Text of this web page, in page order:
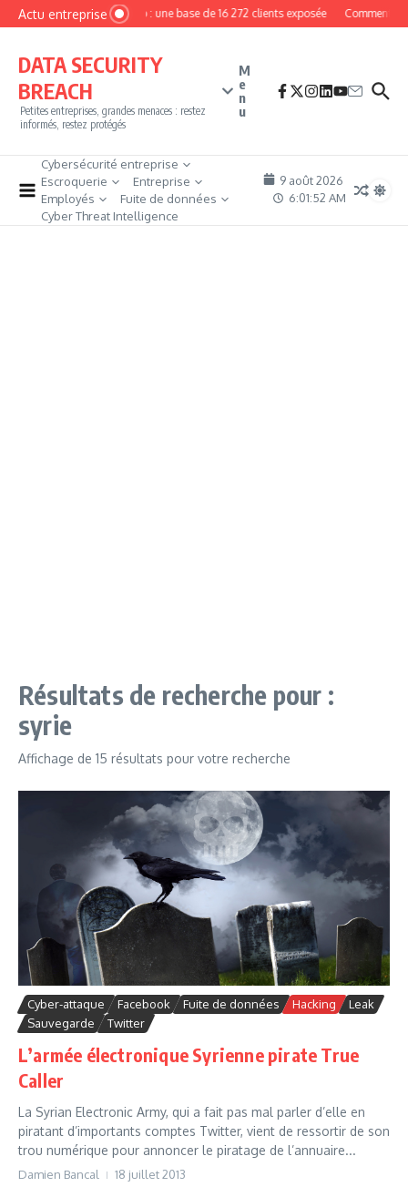
Aller au contenu
Actu entrepriseMyPhoto : une base de 16 272 clients exposée Comment
DATA SECURITY
BREACH
Petites entreprises, grandes menaces : restez
informés, restez protégés
M
e
n
u
Cybersécurité entreprise
Escroquerie
Entreprise
Employés
Fuite de données
Cyber Threat Intelligence
9 août 2026
6:01:53 AM
Résultats de recherche pour :
syrie
Affichage de 15 résultats pour votre recherche
Cyber-attaque Facebook Fuite de données Hacking
Leak
Sauvegarde
Twitter
L’armée électronique Syrienne pirate True
Caller
La Syrian Electronic Army, qui a fait pas mal parler d’elle en
piratant d’importants comptes Twitter, vient de ressortir de son
trou numérique pour annoncer le piratage de l’annuaire...
Damien Bancal 18 juillet 2013